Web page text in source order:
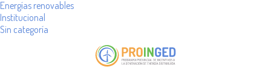
Energías renovables
Institucional
Sin categoría